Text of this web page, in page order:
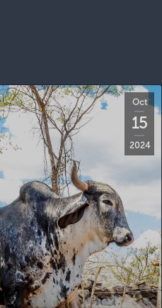
Oct
15
2024